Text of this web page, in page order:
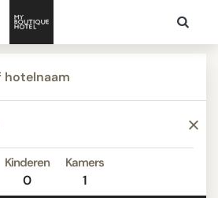
Kinderen
0
Kamers
1